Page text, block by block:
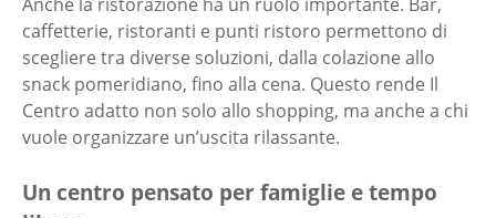
caffetterie, ristoranti e punti ristoro permettono di
scegliere tra diverse soluzioni, dalla colazione allo
snack pomeridiano, fino alla cena. Questo rende Il
Centro adatto non solo allo shopping, ma anche a chi
vuole organizzare un’uscita rilassante.
Un centro pensato per famiglie e tempo